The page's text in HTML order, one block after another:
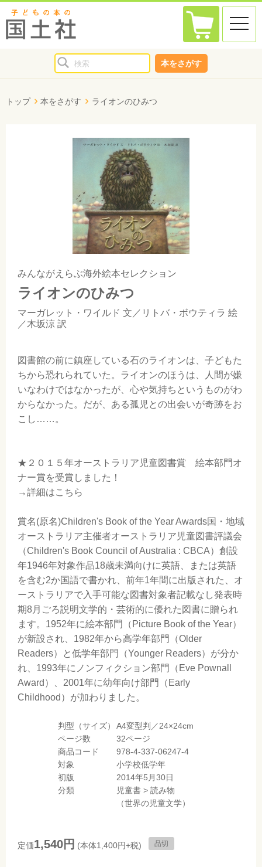
toggle
本をさがす
トップ 本をさがす ライオンのひみつ
みんながえらぶ海外絵本セレクション
ライオンのひみつ
マーガレット・ワイルド 文／ リトバ・ボウティラ 絵
／木坂涼 訳
図書館の前に鎮座している石のライオンは、子どもた
ちから恐れられていた。ライオンのほうは、人間が嫌
いなわけではなかったが、心や気持ちというものがわ
からなかった。だが、ある孤児との出会いが奇跡をお
こし……。
★２０１５年オーストラリア児童図書賞 絵本部門オ
ナー賞を受賞しました！
→詳細はこちら
賞名(原名)Children's Book of the Year Awards国・地域
オーストラリア主催者オーストラリア児童図書評議会
（Children's Book Council of Australia : CBCA）創設
年1946年対象作品18歳未満向けに英語、または英語
を含む2か国語で書かれ、前年1年間に出版された、オ
ーストラリアで入手可能な図書対象者記載なし発表時
期8月ごろ説明文学的・芸術的に優れた図書に贈られ
ます。1952年に絵本部門（Picture Book of the Year）
が新設され、1982年から高学年部門（Older
Readers）と低学年部門（Younger Readers）が分か
れ、1993年にノンフィクション部門（Eve Pownall
Award）、2001年に幼年向け部門（Early
Childhood）が加わりました。
判型（サイズ）
A4変型判／24×24cm
ページ数
32ページ
商品コード
978-4-337-06247-4
対象
小学校低学年
初版
2014年5月30日
分類
児童書 > 読み物
（世界の児童文学）
定価1,540円 (本体1,400円+税) 品切